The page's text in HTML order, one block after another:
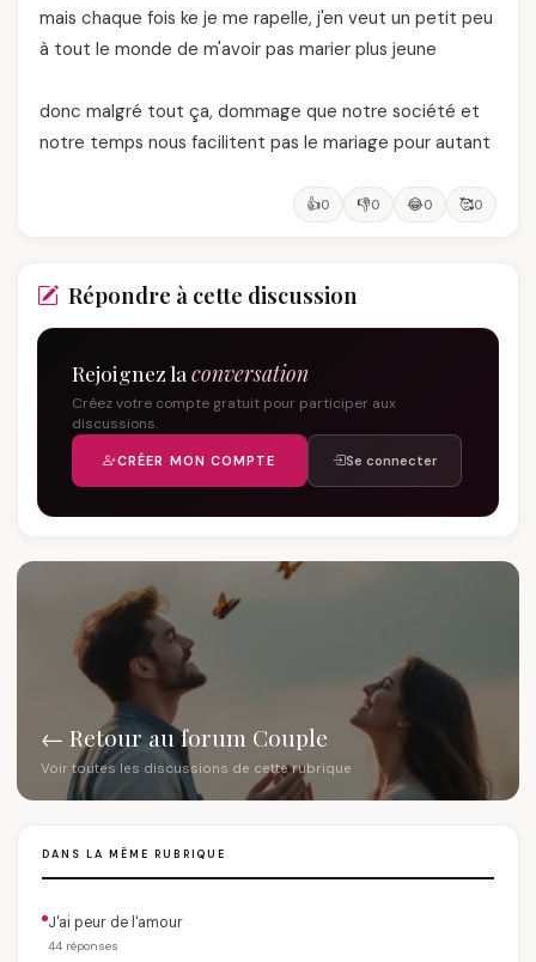
mais chaque fois ke je me rapelle, j'en veut un petit peu
à tout le monde de m'avoir pas marier plus jeune
donc malgré tout ça, dommage que notre société et
notre temps nous facilitent pas le mariage pour autant
👍0 👎0 😂0 🥰0
Répondre à cette discussion
Rejoignez la conversation
Créez votre compte gratuit pour participer aux
discussions.
CRÉER MON COMPTE Se connecter
← Retour au forum Couple
Voir toutes les discussions de cette rubrique
DANS LA MÊME RUBRIQUE
J'ai peur de l'amour
44 réponses